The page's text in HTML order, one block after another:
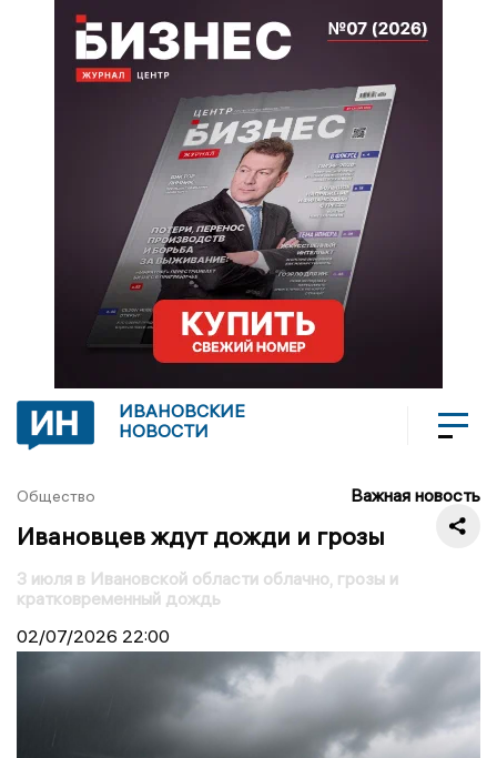
ИВАНОВСКИЕ
НОВОСТИ
Общество Важная новость
Ивановцев ждут дожди и грозы
3 июля в Ивановской области облачно, грозы и
кратковременный дождь
02/07/2026 22:00